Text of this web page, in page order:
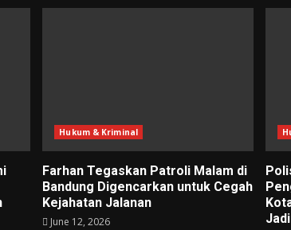
Hukum & Kriminal
Farhan Tegaskan Patroli Malam di
Bandung Digencarkan untuk Cegah
Kejahatan Jalanan
June 12, 2026